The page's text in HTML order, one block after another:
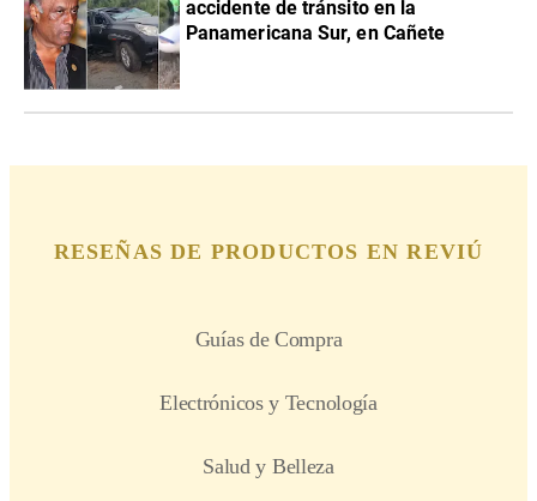
accidente de tránsito en la
Panamericana Sur, en Cañete